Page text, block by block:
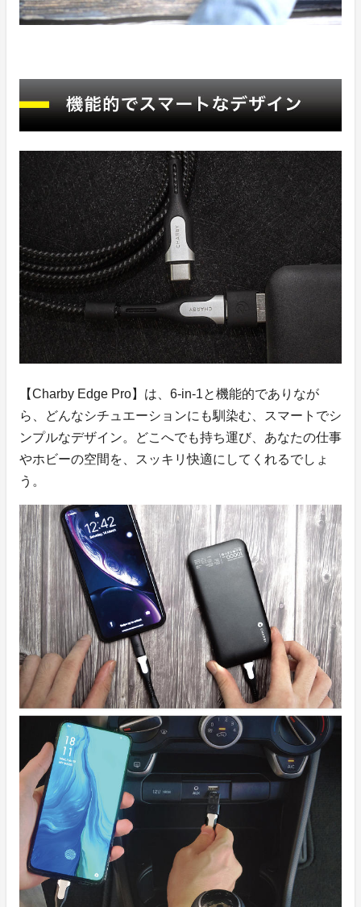
【Charby Edge Pro】は、6-in-1と機能的でありなが
ら、どんなシチュエーションにも馴染む、スマートでシ
ンプルなデザイン。どこへでも持ち運び、あなたの仕事
やホビーの空間を、スッキリ快適にしてくれるでしょ
う。